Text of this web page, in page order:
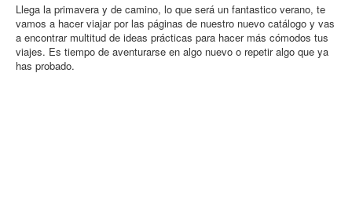
Llega la primavera y de camino, lo que será un fantastico verano, te
vamos a hacer viajar por las páginas de nuestro nuevo catálogo y vas
a encontrar multitud de ideas prácticas para hacer más cómodos tus
viajes. Es tiempo de aventurarse en algo nuevo o repetir algo que ya
has probado.